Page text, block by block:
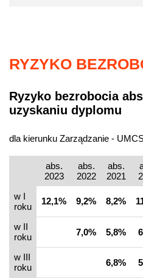
RYZYKO
Ryzyko bezrobocia
uzyskaniu dyplomu
dla kierunku Zarządzanie -
abs.
2023
abs.
2022
abs.
2021
w I
roku
12,1% 9,2% 8,2%
w II
roku
7,0% 5,8%
w III
roku
6,8%